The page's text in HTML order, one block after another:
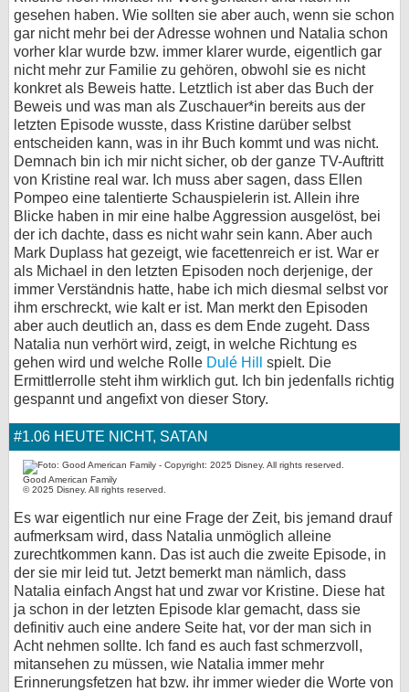
gesehen haben. Wie sollten sie aber auch, wenn sie schon
gar nicht mehr bei der Adresse wohnen und Natalia schon
vorher klar wurde bzw. immer klarer wurde, eigentlich gar
nicht mehr zur Familie zu gehören, obwohl sie es nicht
konkret als Beweis hatte. Letztlich ist aber das Buch der
Beweis und was man als Zuschauer*in bereits aus der
letzten Episode wusste, dass Kristine darüber selbst
entscheiden kann, was in ihr Buch kommt und was nicht.
Demnach bin ich mir nicht sicher, ob der ganze TV-Auftritt
von Kristine real war. Ich muss aber sagen, dass Ellen
Pompeo eine talentierte Schauspielerin ist. Allein ihre
Blicke haben in mir eine halbe Aggression ausgelöst, bei
der ich dachte, dass es nicht wahr sein kann. Aber auch
Mark Duplass hat gezeigt, wie facettenreich er ist. War er
als Michael in den letzten Episoden noch derjenige, der
immer Verständnis hatte, habe ich mich diesmal selbst vor
ihm erschreckt, wie kalt er ist. Man merkt den Episoden
aber auch deutlich an, dass es dem Ende zugeht. Dass
Natalia nun verhört wird, zeigt, in welche Richtung es
gehen wird und welche Rolle Dulé Hill
spielt. Die
Ermittlerrolle steht ihm wirklich gut. Ich bin jedenfalls richtig
gespannt und angefixt von dieser Story.
#1.06 HEUTE NICHT, SATAN
Good American Family
© 2025 Disney. All rights reserved.
Es war eigentlich nur eine Frage der Zeit, bis jemand drauf
aufmerksam wird, dass Natalia unmöglich alleine
zurechtkommen kann. Das ist auch die zweite Episode, in
der sie mir leid tut. Jetzt bemerkt man nämlich, dass
Natalia einfach Angst hat und zwar vor Kristine. Diese hat
ja schon in der letzten Episode klar gemacht, dass sie
definitiv auch eine andere Seite hat, vor der man sich in
Acht nehmen sollte. Ich fand es auch fast schmerzvoll,
mitansehen zu müssen, wie Natalia immer mehr
Erinnerungsfetzen hat bzw. ihr immer wieder die Worte von